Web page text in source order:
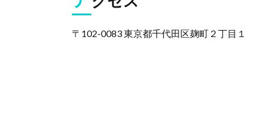
〒102-0083 東京都千代田区麹町２丁目１